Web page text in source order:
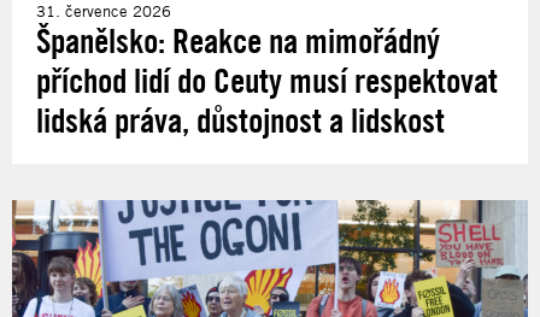
31. července 2026
Španělsko: Reakce na mimořádný
příchod lidí do Ceuty musí respektovat
lidská práva, důstojnost a lidskost